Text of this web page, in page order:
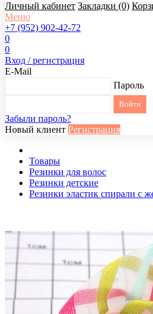
Личный кабинет Закладки (0)
Меню
+7 (952) 902-42-72
0
0
Вход / регистрация
E-Mail
Пароль
Забыли пароль?
Новый клиент Регистрация
Товары
Резинки для волос
Резинки детские
Резинки эластик спирали с